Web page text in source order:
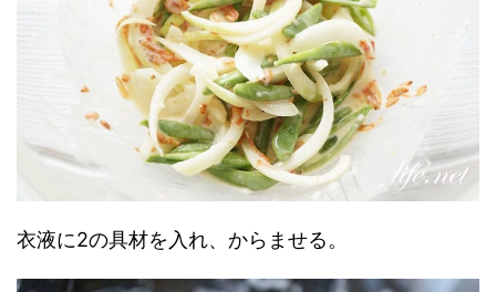
衣液に2の具材を入れ、からませる。